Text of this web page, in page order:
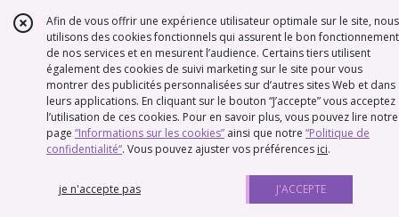
Afin de vous offrir une expérience utilisateur optimale sur le site, nous
utilisons des cookies fonctionnels qui assurent le bon fonctionnement
de nos services et en mesurent l’audience. Certains tiers utilisent
également des cookies de suivi marketing sur le site pour vous
montrer des publicités personnalisées sur d’autres sites Web et dans
leurs applications. En cliquant sur le bouton “J’accepte” vous acceptez
l’utilisation de ces cookies. Pour en savoir plus, vous pouvez lire notre
page “Informations sur les cookies” ainsi que notre “Politique de
confidentialité“. Vous pouvez ajuster vos préférences ici.
je n'accepte pas J'ACCEPTE